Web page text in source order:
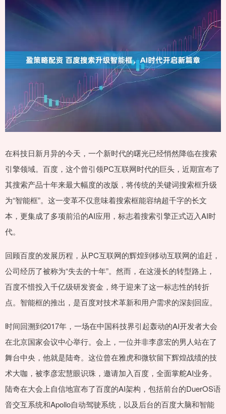
在科技日新月异的今天，一个新时代的曙光已经悄然降临在搜索
引擎领域。百度，这个曾引领PC互联网时代的巨头，近期宣布了
其搜索产品十年来最大幅度的改版，将传统的关键词搜索框升级
为“智能框”。这一变革不仅意味着搜索框能容纳超千字的长文
本，更集成了多项前沿的AI应用，标志着搜索引擎正式迈入AI时
代。
回顾百度的发展历程，从PC互联网的辉煌到移动互联网的追赶，
公司经历了被称为“失去的十年”。然而，在这漫长的转型路上，
百度不惜投入千亿级研发资金，终于迎来了这一标志性的转折
点。智能框的推出，是百度对技术革新和用户需求的深刻回应。
时间回溯到2017年，一场在中国科技界引起轰动的AI开发者大会
在北京国家会议中心举行。会上，一位并非李彦宏的男人站在了
舞台中央，他就是陆奇。这位曾在雅虎和微软留下辉煌战绩的技
术大咖，被李彦宏慧眼识珠，邀请加入百度，全面掌舵AI业务。
陆奇在大会上自信地宣布了百度的AI架构，包括前台的DuerOS语
音交互系统和Apollo自动驾驶系统，以及后台的百度大脑和智能